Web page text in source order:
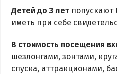
Детей до 3 лет попускают
иметь при себе
В стоимость посещения
шезлонгами, зонтами,
спуска, аттракционами,